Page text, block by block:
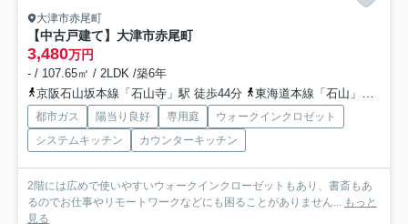
大津市赤尾町
【中古戸建て】大津市赤尾町
3,480万円
- / 107.65㎡ / 2LDK /築6年
京阪石山坂本線「石山寺」駅 徒歩44分
東海道本線「石山」駅 徒歩64分
都市ガス 陽当り良好 専用庭
ウォークインクロゼット
システムキッチン
カウンターキッチン
2階には広めで使いやすいウォークインクローゼットもあり、書斎もあ
るのでお仕事やリモートワークなどにも困ることがありません...
もっと
見る